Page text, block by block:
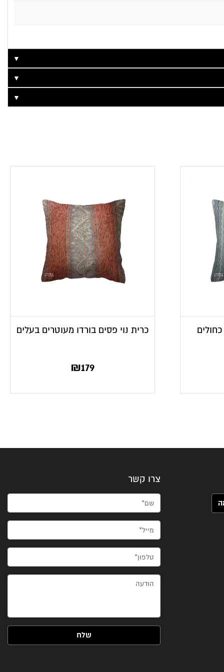
▼
▼
▼
כרית נוי פסים בורדו מעוטרים בעלים
₪179
צרו קשר
שם*
מייל*
טלפון*
הודעה